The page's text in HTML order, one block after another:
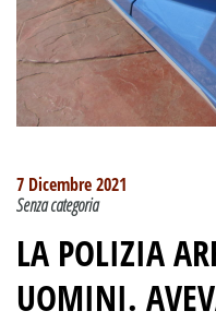
7 Dicembre 2021
Senza categoria
LA POLIZIA
UOMINI.